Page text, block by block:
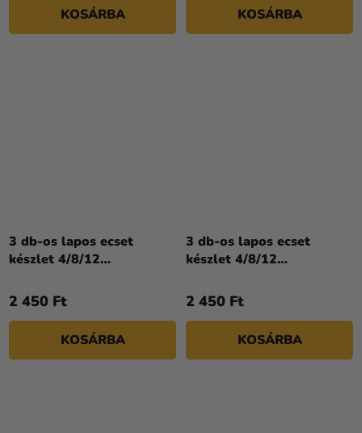
KOSÁRBA KOSÁRBA
3 db-os lapos ecset
készlet 4/8/12
Bourgeois
2 450 Ft
KOSÁRBA
3 db-os lapos ecset
készlet 4/8/12
Bourgeois
2 450 Ft
KOSÁRBA